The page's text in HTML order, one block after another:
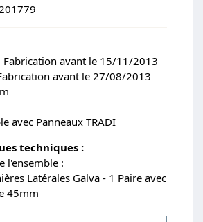
Fabrication avant le 15/11/2013
avant le 27/08/2013
avec Panneaux TRADI
techniques :
l'ensemble :
Latérales Galva - 1 Paire avec
45mm